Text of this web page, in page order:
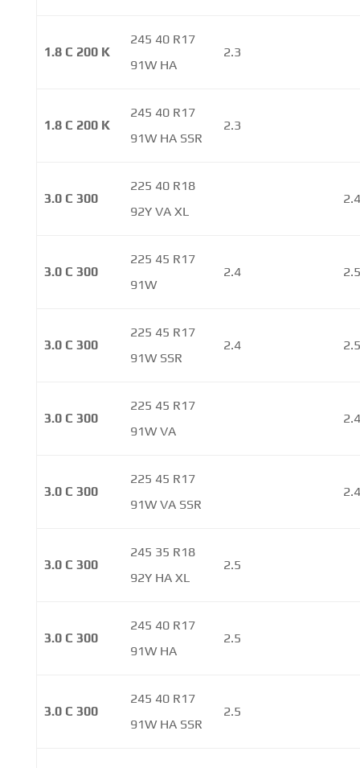
1.8 C 200 K
245 40 R17
91W HA
2.3
1.8 C 200 K
245 40 R17
91W HA SSR
2.3
3.0 C 300
225 40 R18
92Y VA XL
3.0 C 300
225 45 R17
91W
2.4
3.0 C 300
225 45 R17
91W SSR
2.4
3.0 C 300
225 45 R17
91W VA
3.0 C 300
225 45 R17
91W VA SSR
3.0 C 300
245 35 R18
92Y HA XL
2.5
3.0 C 300
245 40 R17
91W HA
2.5
3.0 C 300
245 40 R17
91W HA SSR
2.5